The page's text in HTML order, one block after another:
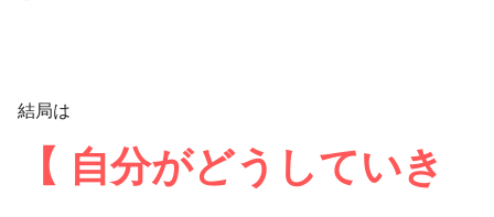
結局は
【 自分がどうしていき